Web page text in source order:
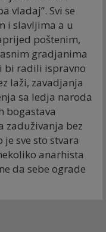
vladaj”. Svi se
i slavljima a u
poštenim,
gradjanima
bi radili ispravno
laži, zavadjanja
sa ledja naroda
bogastava
zaduživanja bez
sve sto stvara
anarhista
da sebe ograde